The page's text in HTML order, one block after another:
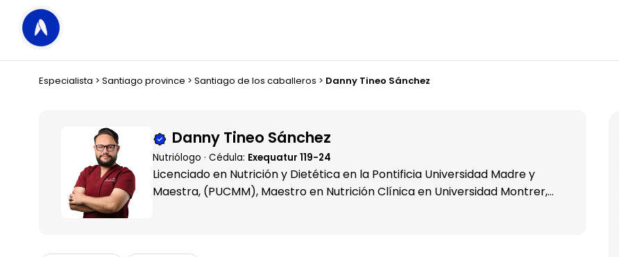
Especialista > Santiago province > Santiago de los caballeros > Danny Tineo Sánchez
Danny Tineo Sánchez
Nutriólogo · Cédula: Exequatur 119-24
Licenciado en Nutrición y Dietética en la Pontificia Universidad Madre y
Maestra, (PUCMM), Maestro en Nutrición Clínica en Universidad Montrer,